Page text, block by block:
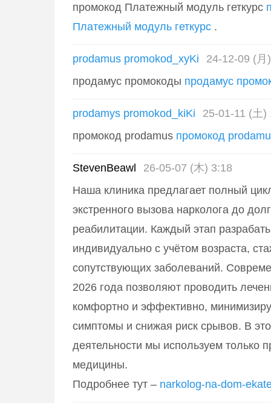
промокод Платежный модуль геткурс
Платежный модуль геткурс .
prodamus promokod_xyKi
24-12-09 (月
продамус промокоды продамус
prodamys promokod_kiKi
25-01-11 (土)
промокод prodamus промокод
StevenBeawl
26-05-07 (木) 3:18
Наша клиника предлагает полный
экстренного вызова нарколога до
реабилитации. Каждый этап
индивидуально с учётом возраста,
сопутствующих заболеваний.
2026 года позволяют проводить
комфортно и эффективно,
симптомы и снижая риск срывов. В
деятельности мы используем только
медицины.
Подробнее тут – narkolog-na-dom-